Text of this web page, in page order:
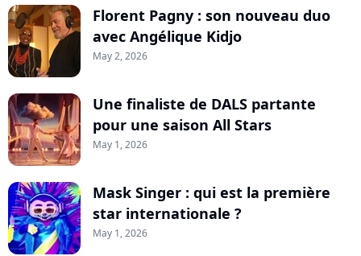
Florent Pagny : son nouveau duo
avec Angélique Kidjo
May 2, 2026
Une finaliste de DALS partante
pour une saison All Stars
May 1, 2026
Mask Singer : qui est la première
star internationale ?
May 1, 2026